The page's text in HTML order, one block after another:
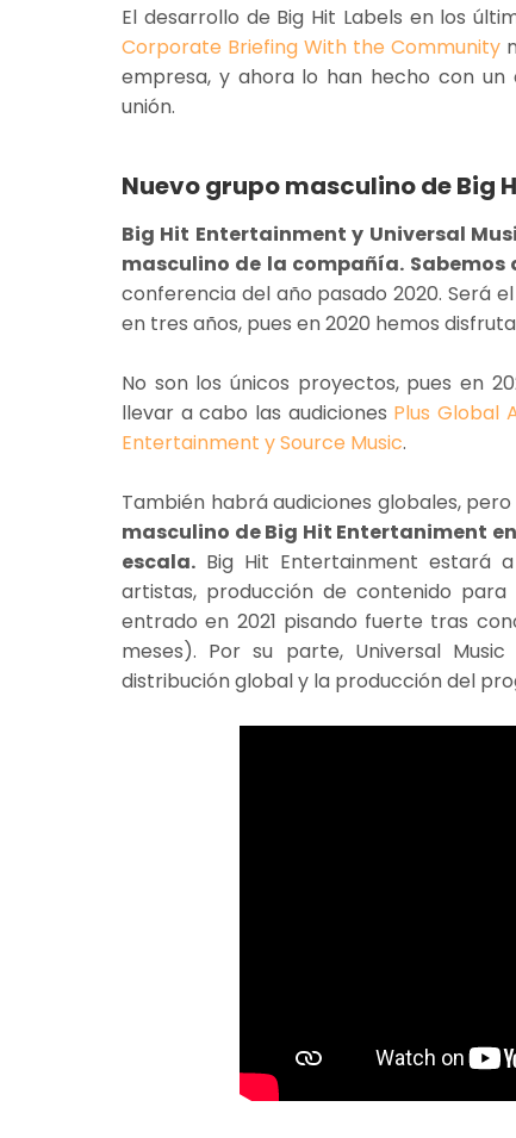
El desarrollo de Big Hit Labels en los
Corporate Briefing With the Community
empresa, y ahora lo han hecho con
unión.
Nuevo grupo masculino de Big
Big Hit Entertainment y Universal
masculino de la compañía. Sabemos
conferencia del año pasado 2020. Será
en tres años, pues en 2020 hemos
No son los únicos proyectos, pues en
llevar a cabo las audiciones Plus Global
Entertainment y Source Music.
También habrá audiciones globales,
masculino de Big Hit Entertaniment
escala. Big Hit Entertainment estará
artistas, producción de contenido
entrado en 2021 pisando fuerte tras
meses). Por su parte, Universal
distribución global y la producción del